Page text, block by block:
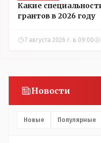
Какие
грантов в 2026 году
7 августа 2026 г. в 09:00
Новости
Новые Популярные